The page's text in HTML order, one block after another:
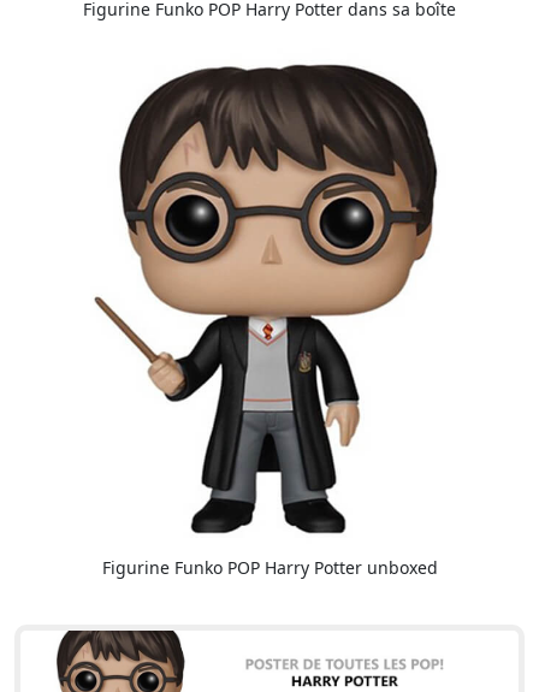
Figurine Funko POP Harry Potter dans sa boîte
Figurine Funko POP Harry Potter unboxed